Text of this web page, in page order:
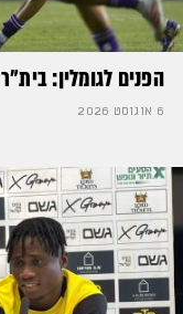
הפנים לגומלין: בית״ר
6 אוגוסט 2026